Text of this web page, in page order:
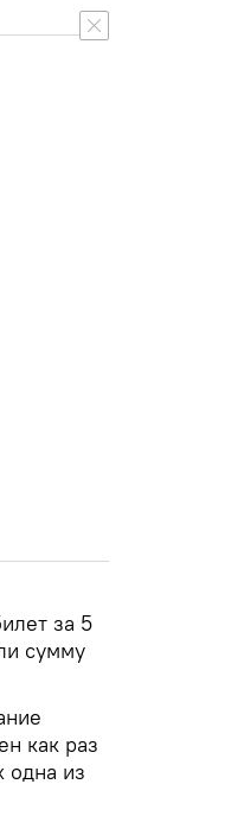
за 5
сумму
как раз
одна из